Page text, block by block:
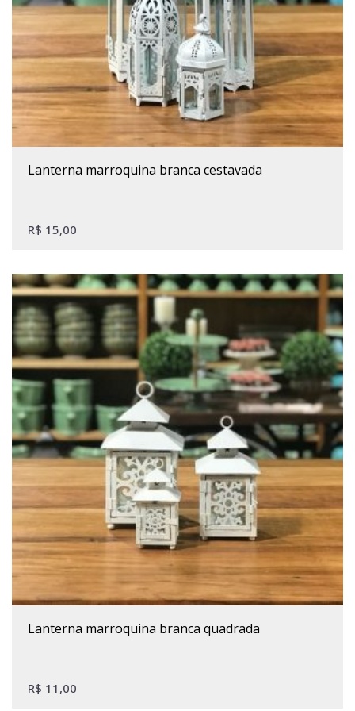
lanterna marroquina branca cestavada
R$ 15,00
lanterna marroquina branca quadrada
R$ 11,00